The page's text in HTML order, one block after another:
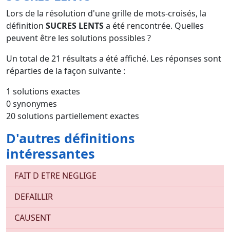
Lors de la résolution d'une grille de mots-croisés, la
définition SUCRES LENTSa été rencontrée. Quelles
peuvent être les solutions possibles ?
Un total de21 résultats a été affiché. Les réponses sont
réparties de la façon suivante :
1 solutions exactes
0 synonymes
20 solutions partiellement exactes
D'autres définitions
intéressantes
FAIT D ETRE NEGLIGE
DEFAILLIR
CAUSENT